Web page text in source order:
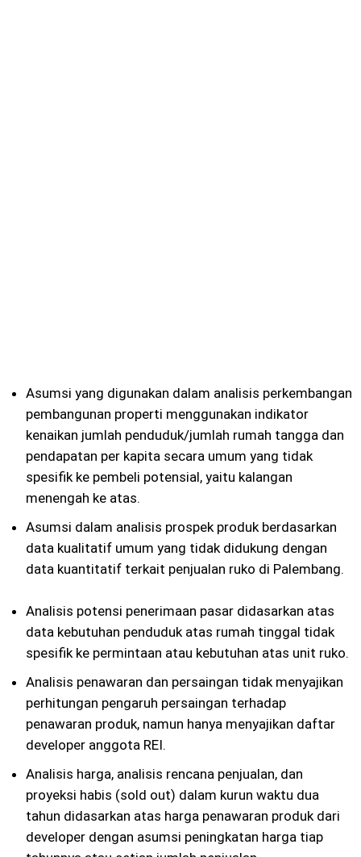
Asumsi yang digunakan dalam analisis perkembangan
pembangunan properti menggunakan indikator
kenaikan jumlah penduduk/jumlah rumah tangga dan
pendapatan per kapita secara umum yang tidak
spesifik ke pembeli potensial, yaitu kalangan
menengah ke atas.
Asumsi dalam analisis prospek produk berdasarkan
data kualitatif umum yang tidak didukung dengan
data kuantitatif terkait penjualan ruko di Palembang.
Analisis potensi penerimaan pasar didasarkan atas
data kebutuhan penduduk atas rumah tinggal tidak
spesifik ke permintaan atau kebutuhan atas unit ruko.
Analisis penawaran dan persaingan tidak menyajikan
perhitungan pengaruh persaingan terhadap
penawaran produk, namun hanya menyajikan daftar
developer anggota REI.
Analisis harga, analisis rencana penjualan, dan
proyeksi habis (sold out) dalam kurun waktu dua
tahun didasarkan atas harga penawaran produk dari
developer dengan asumsi peningkatan harga tiap